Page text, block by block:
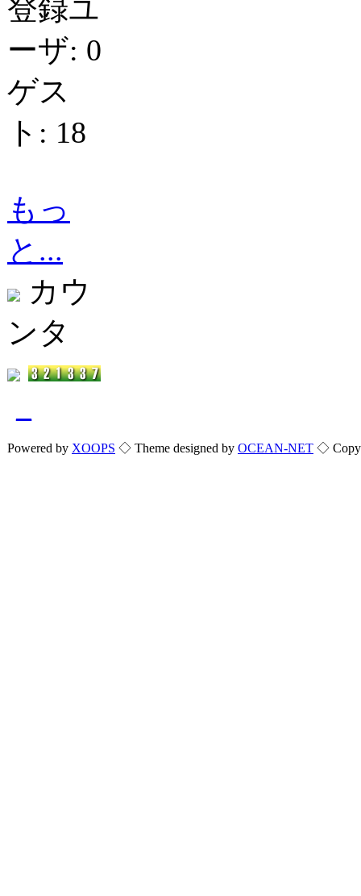
登録ユ
ーザ: 0
ゲス
ト: 18
もっ
と...
カウ
ンタ
Powered by XOOPS ◇ Theme designed by OCEAN-NET ◇